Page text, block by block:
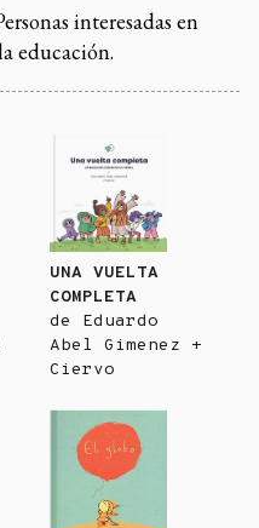
interesadas en
educación.
UNA VUELTA
COMPLETA
de Eduardo
Abel Gimenez +
Ciervo